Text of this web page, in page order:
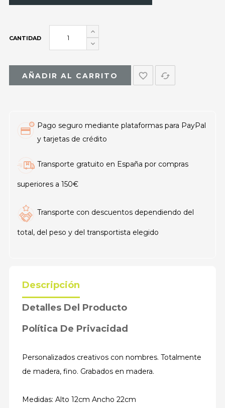
CANTIDAD
AÑADIR AL CARRITO favorite_border cached
Pago seguro mediante plataformas para PayPal
y tarjetas de crédito
Transporte gratuito en España por compras
superiores a 150€
Transporte con descuentos dependiendo del
total, del peso y del transportista elegido
Descripción
Detalles Del Producto
Política De Privacidad
Personalizados creativos con nombres. Totalmente
de madera, fino. Grabados en madera.
Medidas: Alto 12cm Ancho 22cm